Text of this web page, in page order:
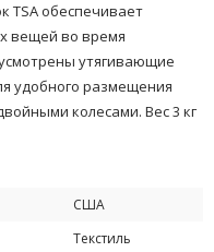
TSA обеспечивает
вещей во время
утягивающие
удобного размещения
колесами. Вес 3 кг​​
США
Текстиль